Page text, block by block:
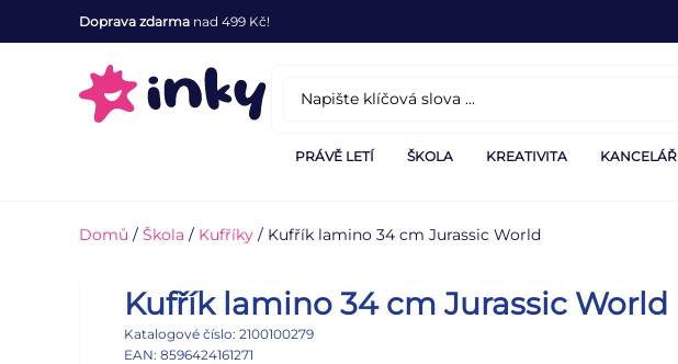
Doprava zdarma nad 499 Kč!
PRÁVĚ LETÍ ŠKOLA KREATIVITA KANCELÁŘ
Domů / Škola / Kufříky / Kufřík lamino 34 cm Jurassic World
Kufřík lamino 34 cm Jurassic World
Katalogové číslo: 2100100279
EAN: 8596424161271